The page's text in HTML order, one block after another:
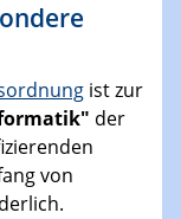
ist zur
der
von